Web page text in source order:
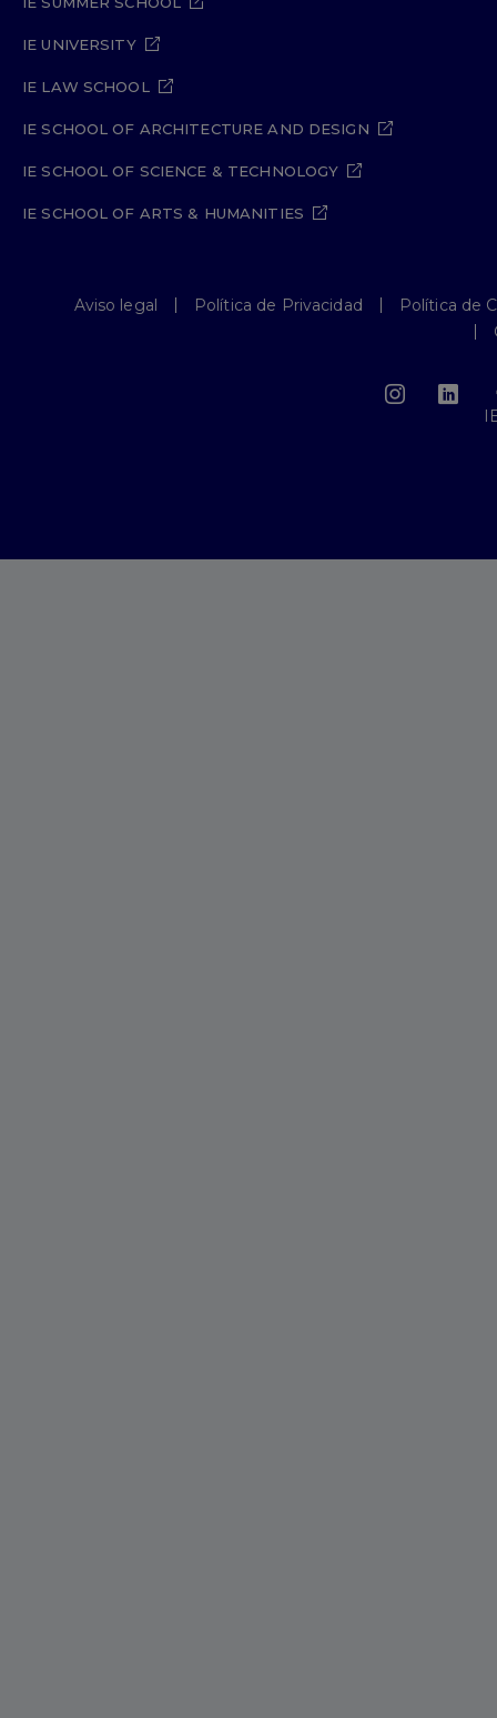
IE UNIVERSITY
IE LAW SCHOOL
IE SCHOOL OF ARCHITECTURE AND DESIGN
IE SCHOOL OF SCIENCE & TECHNOLOGY
IE SCHOOL OF ARTS & HUMANITIES
Aviso legal Política de Privacidad
Política de